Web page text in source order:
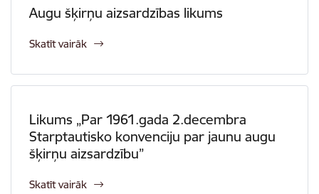
Augu šķirņu aizsardzības likums
Skatīt vairāk
Likums „Par 1961.gada 2.decembra
Starptautisko konvenciju par jaunu augu
šķirņu aizsardzību”
Skatīt vairāk